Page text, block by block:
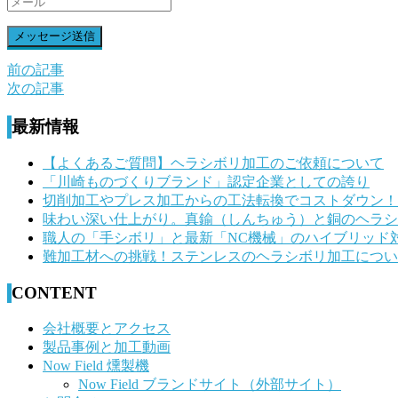
前
後
の
ン
前の記事
次の記事
最新情報
【よくあるご質問】ヘラシボリ加工のご依頼について
「川崎ものづくりブランド」認定企業としての誇り
切削加工やプレス加工からの工法転換でコストダウン！
味わい深い仕上がり。真鍮（しんちゅう）と銅のヘラ
職人の「手シボリ」と最新「NC機械」のハイブリッド
難加工材への挑戦！ステンレスのヘラシボリ加工につ
CONTENT
会社概要とアクセス
製品事例と加工動画
Now Field 燻製機
Now Field ブランドサイト（外部サイト）